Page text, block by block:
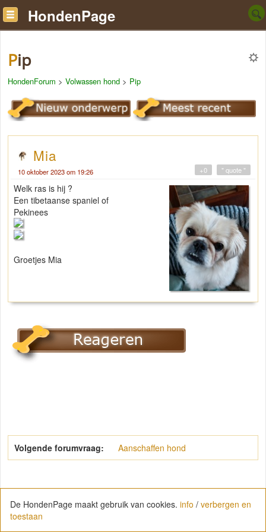
HondenPage
Pip
HondenForum > Volwassen hond > Pip
Mia
10 oktober 2023 om 19:26 " quote "
+0
Welk ras is hij ?
Een tibetaanse spaniel of
Pekinees
Groetjes Mia
Volgende forumvraag: Aanschaffen hond
De HondenPage maakt gebruik van cookies. info / verbergen en
toestaan